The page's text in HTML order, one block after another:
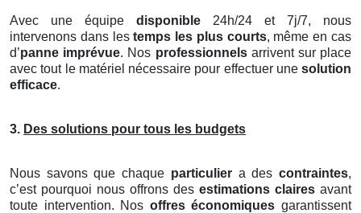
Avec une équipe disponible 24h/24 et 7j/7, nous
intervenons dans lestemps les plus courts, même en cas
d’panne imprévue. Nos professionnelsarrivent sur place
avec tout le matériel nécessaire pour effectuer une solution
efficace.
3. Des solutions pour tous les budgets
Nous savons que chaque particuliera descontraintes,
c’est pourquoi nous offrons des estimations claires avant
toute intervention. Nos offres économiques garantissent